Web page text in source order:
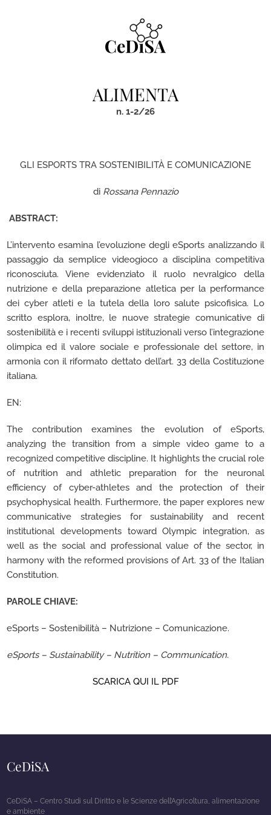
ALIMENTA
n. 1-2/26
GLI ESPORTS TRA SOSTENIBILITÀ E COMUNICAZIONE
di Rossana Pennazio
ABSTRACT:
L’intervento esamina l’evoluzione degli eSports analizzando il
passaggio da semplice videogioco a disciplina competitiva
riconosciuta. Viene evidenziato il ruolo nevralgico della
nutrizione e della preparazione atletica per la performance
dei cyber atleti e la tutela della loro salute psicofisica. Lo
scritto esplora, inoltre, le nuove strategie comunicative di
sostenibilità e i recenti sviluppi istituzionali verso l’integrazione
olimpica ed il valore sociale e professionale del settore, in
armonia con il riformato dettato dell’art. 33 della Costituzione
italiana.
EN:
The contribution examines the evolution of eSports,
analyzing the transition from a simple video game to a
recognized competitive discipline. It highlights the crucial role
of nutrition and athletic preparation for the neuronal
efficiency of cyber-athletes and the protection of their
psychophysical health. Furthermore, the paper explores new
communicative strategies for sustainability and recent
institutional developments toward Olympic integration, as
well as the social and professional value of the sector, in
harmony with the reformed provisions of Art. 33 of the Italian
Constitution.
PAROLE CHIAVE:
eSports – Sostenibilità – Nutrizione – Comunicazione.
eSports – Sustainability – Nutrition – Communication.
SCARICA QUI IL PDF
CeDiSA
CeDiSA – Centro Studi sul Diritto e le Scienze dell’Agricoltura, alimentazione
e ambiente